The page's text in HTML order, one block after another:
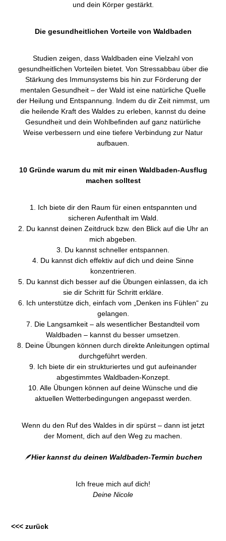
und dein Körper gestärkt.
Die gesundheitlichen Vorteile von Waldbaden
Studien zeigen, dass Waldbaden eine Vielzahl von
gesundheitlichen Vorteilen bietet. Von Stressabbau über die
Stärkung des Immunsystems bis hin zur Förderung der
mentalen Gesundheit – der Wald ist eine natürliche Quelle
der Heilung und Entspannung. Indem du dir Zeit nimmst, um
die heilende Kraft des Waldes zu erleben, kannst du deine
Gesundheit und dein Wohlbefinden auf ganz natürliche
Weise verbessern und eine tiefere Verbindung zur Natur
aufbauen.
10 Gründe warum du mit mir einen Waldbaden-Ausflug
machen solltest
1. Ich biete dir den Raum für einen entspannten und
sicheren Aufenthalt im Wald.
2. Du kannst deinen Zeitdruck bzw. den Blick auf die Uhr an
mich abgeben.
3. Du kannst schneller entspannen.
4. Du kannst dich effektiv auf dich und deine Sinne
konzentrieren.
5. Du kannst dich besser auf die Übungen einlassen, da ich
sie dir Schritt für Schritt erkläre.
6. Ich unterstütze dich, einfach vom „Denken ins Fühlen“ zu
gelangen.
7. Die Langsamkeit – als wesentlicher Bestandteil vom
Waldbaden – kannst du besser umsetzen.
8. Deine Übungen können durch direkte Anleitungen optimal
durchgeführt werden.
9. Ich biete dir ein strukturiertes und gut aufeinander
abgestimmtes Waldbaden-Konzept.
10. Alle Übungen können auf deine Wünsche und die
aktuellen Wetterbedingungen angepasst werden.
Wenn du den Ruf des Waldes in dir spürst – dann ist jetzt
der Moment, dich auf den Weg zu machen.
🪶Hier kannst du deinen Waldbaden-Termin buchen
Ich freue mich auf dich!
Deine Nicole
<<< zurück